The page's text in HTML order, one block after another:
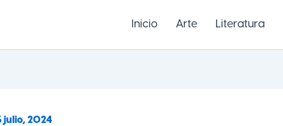
Inicio Arte Literatura
julio, 2024